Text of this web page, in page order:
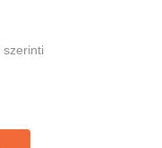
szerinti